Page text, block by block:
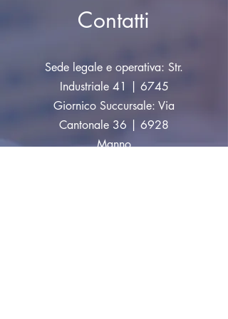
Contatti
Sede legale e operativa: Str.
Industriale 41 | 6745
Giornico Succursale: Via
Cantonale 36 | 6928
Manno